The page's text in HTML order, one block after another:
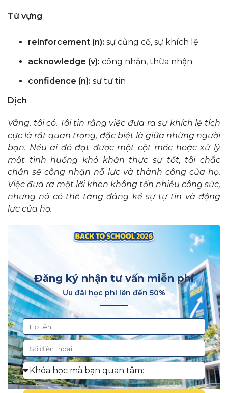
Từ vựng
reinforcement (n): sự củng cố, sự khích lệ
acknowledge (v): công nhận, thừa nhận
confidence (n): sự tự tin
Dịch
Vâng, tôi có. Tôi tin rằng việc đưa ra sự khích lệ tích
cực là rất quan trọng, đặc biệt là giữa những người
bạn. Nếu ai đó đạt được một cột mốc hoặc xử lý
một tình huống khó khăn thực sự tốt, tôi chắc
chắn sẽ công nhận nỗ lực và thành công của họ.
Việc đưa ra một lời khen không tốn nhiều công sức,
nhưng nó có thể tăng đáng kể sự tự tin và động
lực của họ.
Đăng ký nhận tư vấn miễn phí
Ưu đãi học phí lên đến 50%